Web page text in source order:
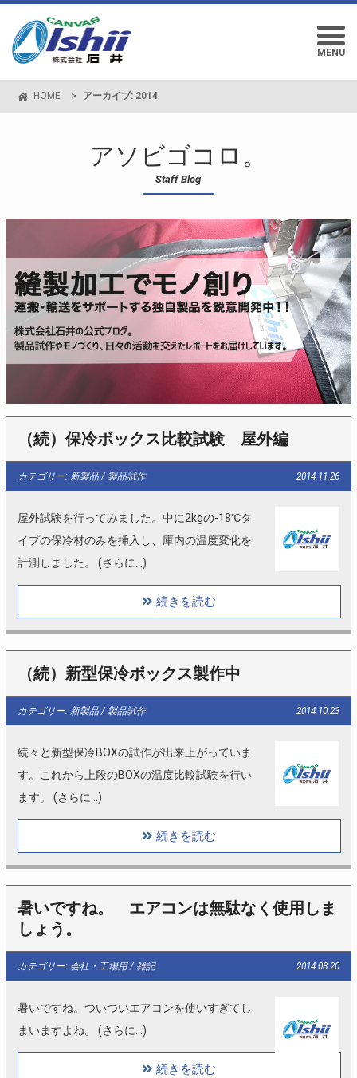
MENU
HOME > アーカイブ: 2014
アソビゴコロ。
Staff Blog
（続）保冷ボックス比較試験 屋外編
カテゴリー: 新製品 / 製品試作 2014.11.26
屋外試験を行ってみました。中に2kgの-18℃タ
イプの保冷材のみを挿入し、庫内の温度変化を
計測しました。 (さらに…)
続きを読む
（続）新型保冷ボックス製作中
カテゴリー: 新製品 / 製品試作 2014.10.23
続々と新型保冷BOXの試作が出来上がっていま
す。これから上段のBOXの温度比較試験を行い
ます。 (さらに…)
続きを読む
暑いですね。 エアコンは無駄なく使用しま
しょう。
カテゴリー: 会社・工場用 / 雑記 2014.08.20
暑いですね。ついついエアコンを使いすぎてし
まいますよね。 (さらに…)
続きを読む